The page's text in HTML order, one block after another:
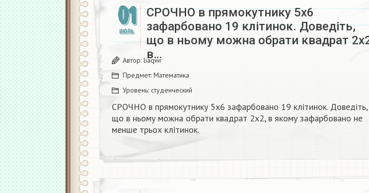
01
ИЮЛЬ
СРОЧНО в прямокутнику 5х6
зафарбовано 19 клітинок. Доведіть,
що в ньому можна обрати квадрат
в…
Автор: liaqwr
Предмет: Математика
Уровень: студенческий
СРОЧНО в прямокутнику 5х6 зафарбовано 19 клітинок. Доведіть,
що в ньому можна обрати квадрат 2х2, в якому зафарбовано не
менше трьох клітинок.​